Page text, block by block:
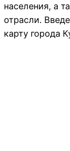
населения, а
отрасли.
карту города